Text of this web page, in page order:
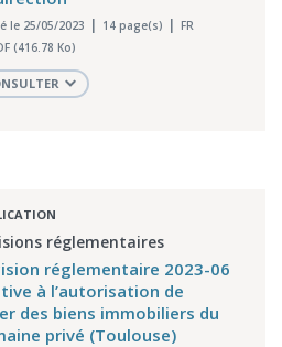
le 25/05/2023 14 page(s)
FR
(416.78 Ko)
réglementaires
réglementaire 2023-06
à l’autorisation de
des biens immobiliers du
privé (Toulouse)